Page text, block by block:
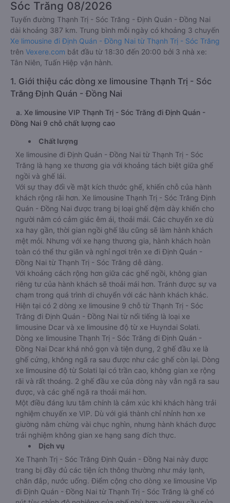
Sóc Trăng 08/2026
Tuyến đường Thạnh Trị - Sóc Trăng - Định Quán - Đồng Nai
dài khoảng 387 km. Trung bình mỗi ngày có khoảng 3 chuyến
Xe limousine đi Định Quán - Đồng Nai từ Thạnh Trị - Sóc Trăng
trên Vexere.com bắt đầu từ 18:30 đến 20:00 bởi 3 nhà xe:
Tân Niên, Tuấn Hiệp vận hành.
1. Giới thiệu các dòng xe limousine Thạnh Trị - Sóc
Trăng Định Quán - Đồng Nai
a. Xe limousine VIP Thạnh Trị - Sóc Trăng đi Định Quán -
Đồng Nai 9 chỗ chất lượng cao
Chất lượng
Xe limousine đi Định Quán - Đồng Nai từ Thạnh Trị - Sóc
Trăng là hạng xe thương gia với khoảng tách biệt giữa ghế
ngồi và ghế lái.
Với sự thay đổi về mặt kích thước ghế, khiến chỗ của hành
khách rộng rãi hơn. Xe limousine Thạnh Trị - Sóc Trăng Định
Quán - Đồng Nai được trang bị loại ghế đệm dày khiến cho
người nằm có cảm giác êm ái, thoải mái. Các chuyến xe dù
xa hay gần, thời gian ngồi ghế lâu cũng sẽ làm hành khách
mệt mỏi. Nhưng với xe hạng thương gia, hành khách hoàn
toàn có thể thư giãn và nghỉ ngơi trên xe đi Định Quán -
Đồng Nai từ Thạnh Trị - Sóc Trăng dễ dàng.
Với khoảng cách rộng hơn giữa các ghế ngồi, không gian
riêng tư của hành khách sẽ thoải mái hơn. Tránh được sự va
chạm trong quá trình di chuyển với các hành khách khác.
Hiện tại có 2 dòng xe limousine 9 chỗ từ Thạnh Trị - Sóc
Trăng đi Định Quán - Đồng Nai từ nổi tiếng là loại xe
limousine Dcar và xe limousine độ từ xe Huyndai Solati.
Dòng xe limousine Thạnh Trị - Sóc Trăng đi Định Quán -
Đồng Nai Dcar khá nhỏ gọn và tiện dụng, 2 ghế đầu xe là
ghế cứng, không ngã ra sau được như các ghế còn lại. Dòng
xe limousine độ từ Solati lại có trần cao, không gian xe rộng
rãi và rất thoáng. 2 ghế đầu xe của dòng này vẫn ngã ra sau
được, và các ghế ngã ra thoải mái hơn.
Một điều đáng lưu tâm chính là cảm xúc khi khách hàng trải
nghiệm chuyến xe VIP. Dù với giá thành chỉ nhỉnh hơn xe
giường nằm chừng vài chục nghìn, nhưng hành khách được
trải nghiệm không gian xe hạng sang đích thực.
Dịch vụ
Xe Thạnh Trị - Sóc Trăng Định Quán - Đồng Nai này được
trang bị đầy đủ các tiện ích thông thường như máy lạnh,
chăn đắp, nước uống. Điểm cộng cho dòng xe limousine Vip
đi Định Quán - Đồng Nai từ Thạnh Trị - Sóc Trăng là ghế có